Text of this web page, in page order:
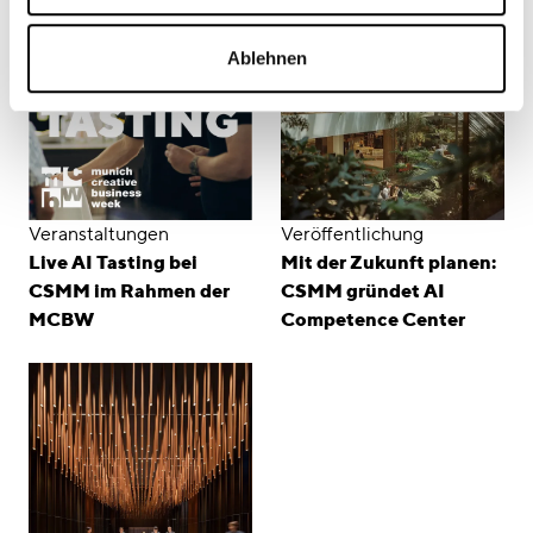
Ablehnen
Veranstaltungen
Live AI Tasting bei
CSMM im Rahmen der
MCBW
Veröffentlichung
Mit der Zukunft planen:
CSMM gründet AI
Competence Center